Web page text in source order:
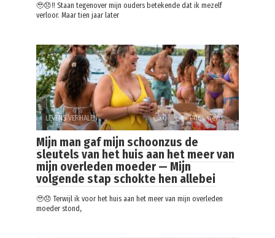
🥹😞‼️ Staan tegenover mijn ouders betekende dat ik mezelf
verloor. Maar tien jaar later
LEVENS VERHALEN 0 1 064 views
Mijn man gaf mijn schoonzus de
sleutels van het huis aan het meer van
mijn overleden moeder — Mijn
volgende stap schokte hen allebei
🥹😞 Terwijl ik voor het huis aan het meer van mijn overleden
moeder stond,